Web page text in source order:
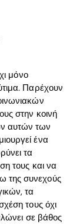
μόνο
Παρέχουν
στην κοινή
αυτών των
ένα
τα
τους και να
της συνεχούς
τα
τους όχι
σε βάθος